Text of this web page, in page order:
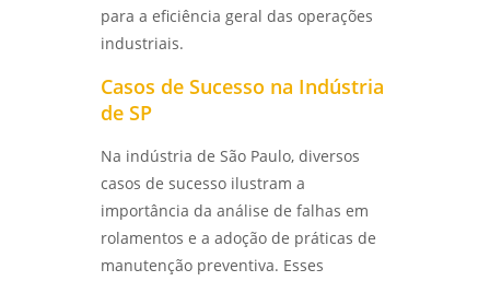
LABORATÓRIO DE ANÁLISE QUÍMICA: COMO
ESCOLHER O MELHOR PARA SUAS
COMO GARANTIR A QUALIFICAÇÃO DE
INDUSTRIAIS - LABMETAL
ENTENDA TUDO SOBRE ENSAIO DE CORROSÃO
INTERGRANULAR E SUAS APLICAÇÕES
INDUSTRIAIS - LABMETAL
para a eficiência geral das operações
industriais.
Casos de Sucesso na Indústria
de SP
Na indústria de São Paulo, diversos
casos de sucesso ilustram a
importância da análise de falhas em
rolamentos e a adoção de práticas de
manutenção preventiva. Esses